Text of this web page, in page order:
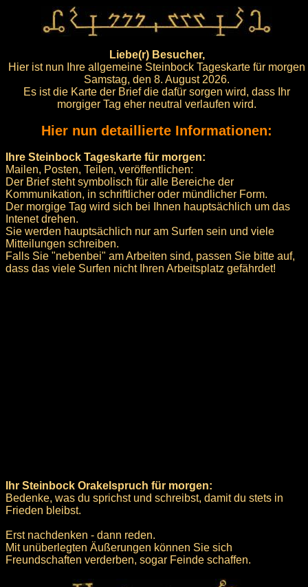
Liebe(r) Besucher,
Hier ist nun Ihre allgemeine Steinbock Tageskarte für morgen
Samstag, den 8. August 2026.
Es ist die Karte der Brief die dafür sorgen wird, dass Ihr
morgiger Tag eher neutral verlaufen wird.
Hier nun detaillierte Informationen:
Ihre Steinbock Tageskarte für morgen:
Mailen, Posten, Teilen, veröffentlichen:
Der Brief steht symbolisch für alle Bereiche der
Kommunikation, in schriftlicher oder mündlicher Form.
Der morgige Tag wird sich bei Ihnen hauptsächlich um das
Intenet drehen.
Sie werden hauptsächlich nur am Surfen sein und viele
Mitteilungen schreiben.
Falls Sie "nebenbei" am Arbeiten sind, passen Sie bitte auf,
dass das viele Surfen nicht Ihren Arbeitsplatz gefährdet!
Ihr Steinbock Orakelspruch für morgen:
Bedenke, was du sprichst und schreibst, damit du stets in
Frieden bleibst.
Erst nachdenken - dann reden.
Mit unüberlegten Äußerungen können Sie sich
Freundschaften verderben, sogar Feinde schaffen.